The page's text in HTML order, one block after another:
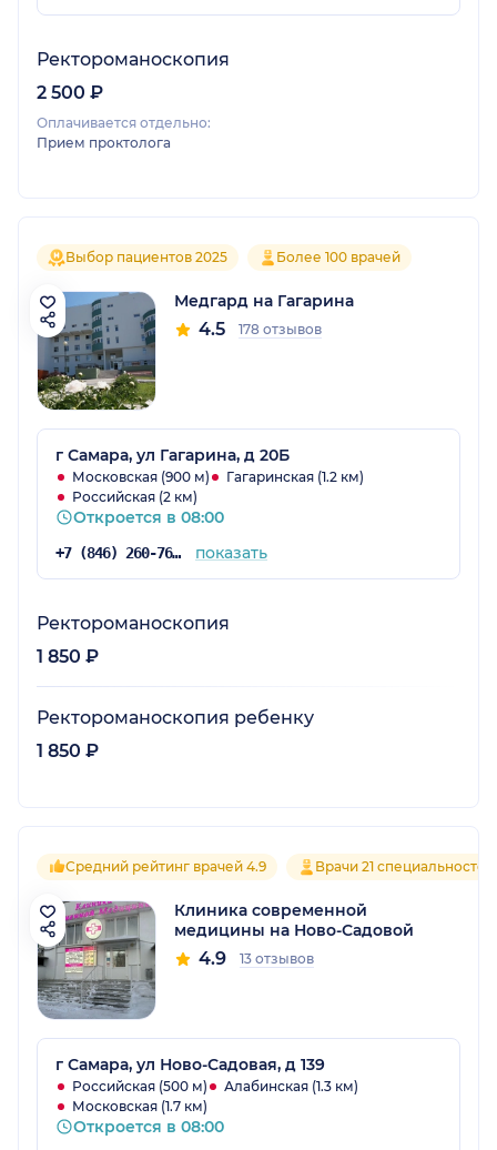
Ректороманоскопия
2 500 ₽
Оплачивается отдельно:
Прием проктолога
Выбор пациентов 2025 Более 100 врачей
Медгард на Гагарина
4.5 178 отзывов
г Самара, ул Гагарина, д 20Б
Московская (900 м)
Гагаринская (1.2 км)
Российская (2 км)
Откроется в 08:00
+7 (846) 260-76-76 показать
Ректороманоскопия
1 850 ₽
Ректороманоскопия ребенку
1 850 ₽
Средний рейтинг врачей 4.9 Врачи 21 специальностей
Клиника современной
медицины на Ново-Садовой
4.9 13 отзывов
г Самара, ул Ново-Садовая, д 139
Российская (500 м)
Алабинская (1.3 км)
Московская (1.7 км)
Откроется в 08:00